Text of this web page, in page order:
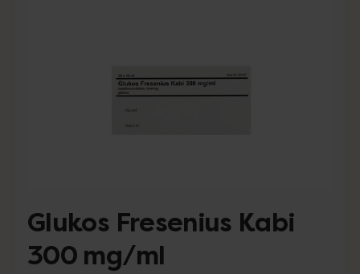
Glukos Fresenius Kabi
300 mg/ml